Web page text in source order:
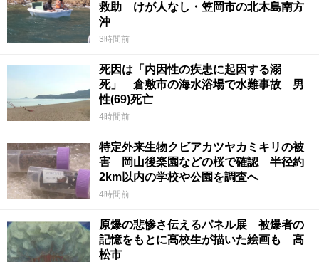
救助 けが人なし・笠岡市の北木島南方
沖
3時間前
死因は「内因性の疾患に起因する溺
死」 倉敷市の海水浴場で水難事故 男
性(69)死亡
4時間前
特定外来生物クビアカツヤカミキリの被
害 岡山後楽園などの桜で確認 半径約
2km以内の学校や公園を調査へ
4時間前
原爆の悲惨さ伝えるパネル展 被爆者の
記憶をもとに高校生が描いた絵画も 高
松市